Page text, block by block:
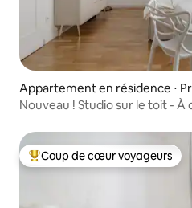
Appartement en résidence ⋅
Nouveau ! Studio sur le toit - À
Coups de cœur voyageurs les
Coup de cœur voyageurs